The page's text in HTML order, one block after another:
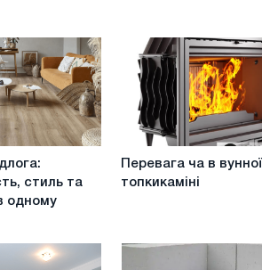
стиль та
одному
Перевага ча в вунної
топкикаміні